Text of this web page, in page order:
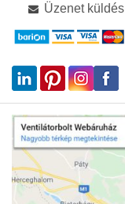
Üzenet küldés